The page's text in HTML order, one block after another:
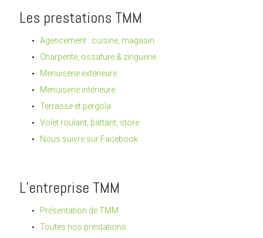
Les prestations TMM
Agencement : cuisine, magasin
Charpente, ossature & zinguerie
Menuiserie extérieure
Menuiserie intérieure
Terrasse et pergola
Volet roulant, battant, store
Nous suivre sur Facebook
L’entreprise TMM
Présentation de TMM
Toutes nos prestations